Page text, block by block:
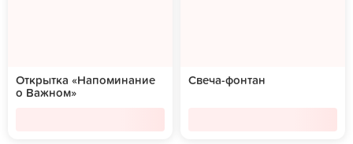
Открытка «Напоминание
о Важном»
Свеча-фонтан